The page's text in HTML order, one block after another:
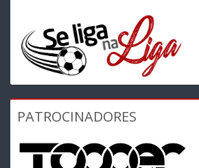
PATROCINADORES